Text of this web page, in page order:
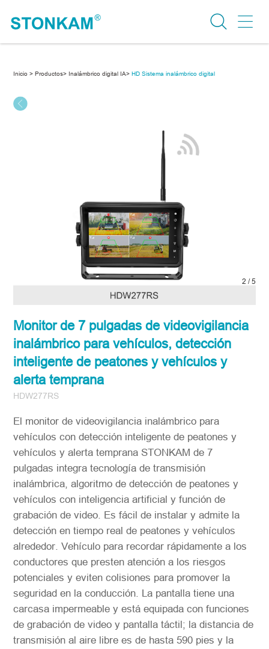
Inicio > Productos> Inalámbrico digital IA> HD Sistema inalámbrico digital
2 /5
Monitor de 7 pulgadas de videovigilancia
inalámbrico para vehículos, detección
inteligente de peatones y vehículos y
alerta temprana
HDW277RS
El monitor de videovigilancia inalámbrico para
vehículos con detección inteligente de peatones y
vehículos y alerta temprana STONKAM de 7
pulgadas integra tecnología de transmisión
inalámbrica, algoritmo de detección de peatones y
vehículos con inteligencia artificial y función de
grabación de video. Es fácil de instalar y admite la
detección en tiempo real de peatones y vehículos
alrededor. Vehículo para recordar rápidamente a los
conductores que presten atención a los riesgos
potenciales y eviten colisiones para promover la
seguridad en la conducción. La pantalla tiene una
carcasa impermeable y está equipada con funciones
de grabación de video y pantalla táctil; la distancia de
transmisión al aire libre es de hasta 590 pies y la